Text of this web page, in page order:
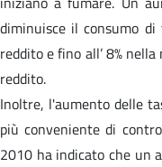
diminuisce il consumo
reddito e fino all’ 8%
reddito.
Inoltre, l'aumento delle
più conveniente di
2010 ha indicato che un